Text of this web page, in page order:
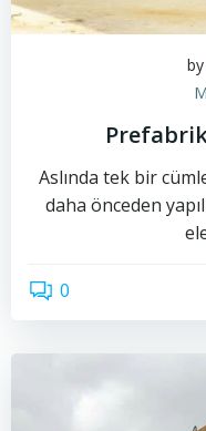
by
Aslında tek bir
daha önceden
0